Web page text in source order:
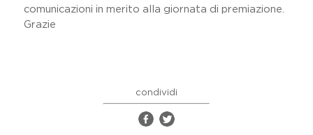
comunicazioni in merito alla giornata di premiazione.
Grazie
condividi